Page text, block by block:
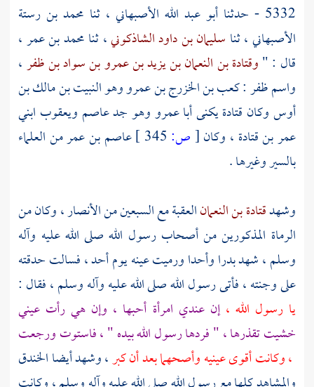
5332 - حدثنا
أبو عبد الله الأصبهاني ، ثنا محمد بن رستة
الأصبهاني، ثنا سليمان بن داود الشاذكوني، ثنامحمد بن عمر،
قال : "وقتادة بن النعمان بن يزيد بن عمرو بن سواد بن ظفر،
واسمظفر : كعب بن الخزرج بن عمرووهوالنبيت بن مالك بن
أوسوكان قتادة يكنى أبا عمرووهو جدعاصم ويعقوب ابني
عمر بن قتادة ، وكان[ص: عاصم بن عمرمن العلماء
بالسير وغيرها .
وشهدقتادة بن النعمانالعقبة مع السبعين منالأنصار، وكان من
الرماة المذكورين من أصحاب رسول الله صلى الله عليه وآله
وسلم ، شهدبدراوأحداورميت عينه يومأحد، فسالت حدقته
على وجنته ، فأتى رسول الله صلى الله عليه وآله وسلم ، فقال :
يا رسول الله ،إن عندي امرأة أحبها ، وإن هي رأت عيني
خشيت تقذرها ، " فردها رسول الله بيده " ، فاستوت ورجعت
، وكانت أقوى عينيه وأصحهما بعد أن كبر، وشهد أيضاالخندق